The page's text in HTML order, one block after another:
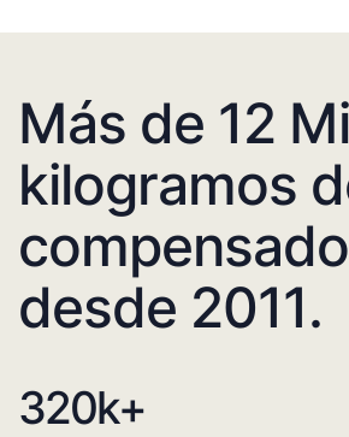
Más de 12
kilogramos
desde 2011.
320k+